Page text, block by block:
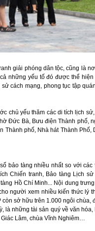
giải phóng dân tộc, cũng là
những yếu tố đó được thể hiện
cách mạng, phong tục tập
chủ yếu thăm các di tích lịch
Đức Bà, Bưu điện Thành phố,
Thành phố, Nhà hát Thành Phố,
bảo tàng nhiều nhất so với các
Chiến tranh, Bảo tàng Lịch sử
Hồ Chí Minh... Nội dung
người xem nhiều kiến thức lý
còn sở hữu trên 1.000 ngôi chùa,
là những tài sản quý về văn hóa,
Lâm, chùa Vĩnh Nghiêm…